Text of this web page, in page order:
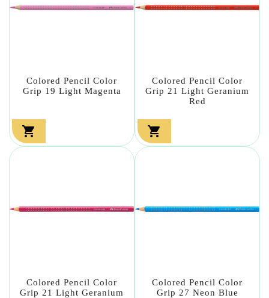
Colored Pencil Color
Grip 19 Light Magenta

Colored Pencil Color
Grip 21 Light Geranium
Red

Colored Pencil Color
Grip 21 Light Geranium
Colored Pencil Color
Grip 27 Neon Blue